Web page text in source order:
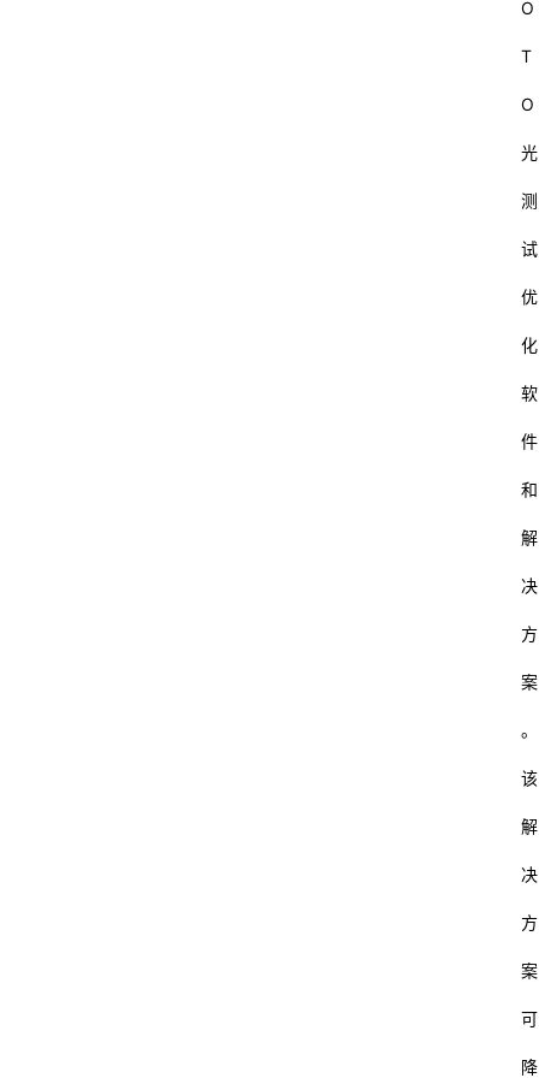
O
T
O
光
测
试
优
化
软
件
和
解
决
方
案
。
该
解
决
方
案
可
降